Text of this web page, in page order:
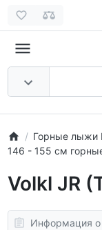
Горные лыжи
146 - 155 см
Volkl JR
Информация о